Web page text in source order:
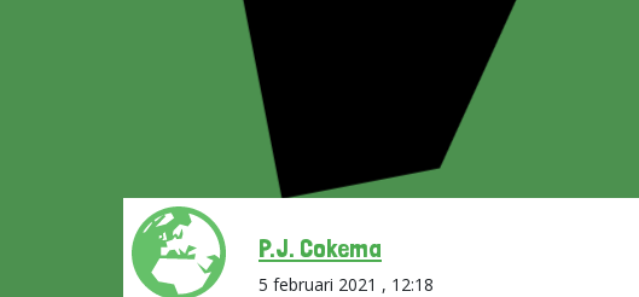
P.J. Cokema
5 februari 2021 , 12:18